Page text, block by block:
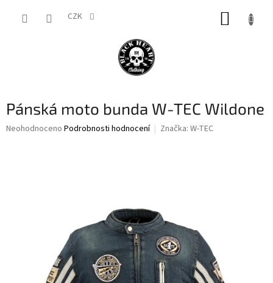
CZK
Pánská moto bunda W-TEC Wildone
Průměrné
Neohodnoceno Podrobnosti hodnocení Značka: W-TEC